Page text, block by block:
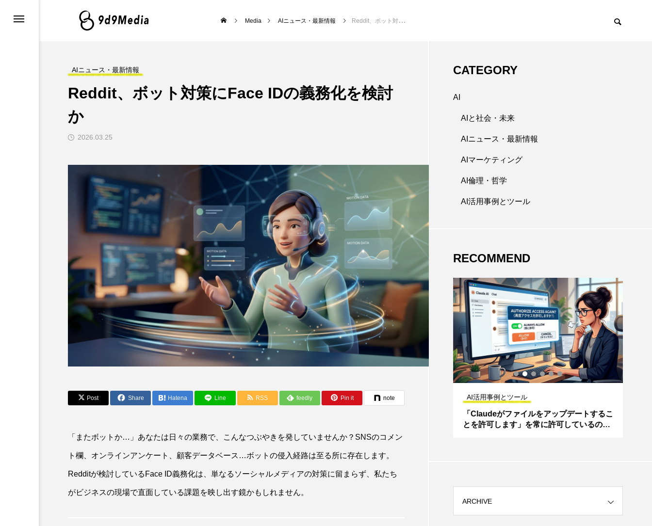
Media AIニュース・最新情報 Reddit、ボット対策にFace IDの義務化を検討か
AIニュース・最新情報
Reddit、ボット対策にFace IDの義務化を検討
か
2026.03.25
Post Share Hatena Line RSS feedly Pin it note
「またボットか…」あなたは日々の業務で、こんなつぶやきを発していませんか？SNSのコメン
ト欄、オンラインアンケート、顧客データベース…ボットの侵入経路は至る所に存在します。
Redditが検討しているFace ID義務化は、単なるソーシャルメディアの対策に留まらず、私たち
がビジネスの現場で直面している課題を映し出す鏡かもしれません。
CATEGORY
AI
AIと社会・未来
AIニュース・最新情報
AIマーケティング
AI倫理・哲学
AI活用事例とツール
RECOMMEND
AIニュース・最新情報 AIと社会・未来
き虫が文句を言い、人間を「複雑なコンピ
AI活用事例とツール
「Claudeがファイルをアップデートするこ
とを許可します」を常に許可しているの
ARCHIVE